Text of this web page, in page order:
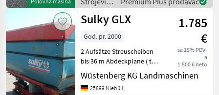
za
đubrenje,
navodnjavanje
/ Sulky
Sulky GLX
1.785
€
sa 19% PDV-
a
1.500 € neto
God. pr. 2000
2 Aufsätze Streuscheiben
bis 36 m Abdeckplane ( tw
eingerissen ) Beleuchtung
Strojevi za đubrenje,
gnojenje i navodnjavanje
Wüstenberg KG Landmaschinen
25899 Niebüll